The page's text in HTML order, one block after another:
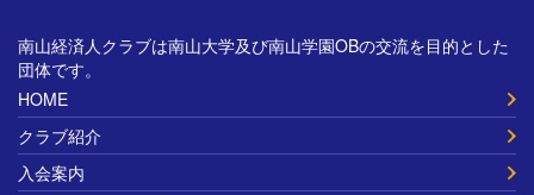
南山経済人クラブは南山大学及び南山学園OBの交流を目的とした
団体です。
HOME
クラブ紹介
入会案内